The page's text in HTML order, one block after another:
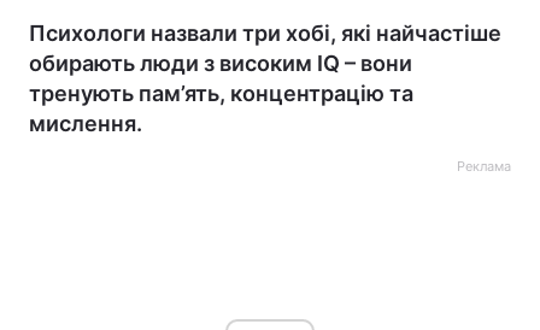
Психологи назвали три хобі, які найчастіше
обирають люди з високим IQ – вони
тренують пам’ять, концентрацію та
мислення.
Реклама